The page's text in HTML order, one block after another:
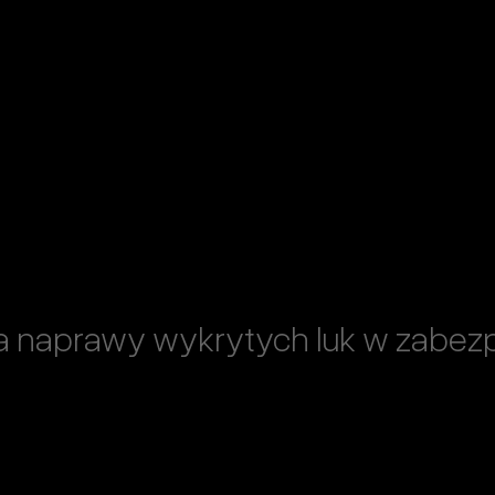
naprawy wykrytych luk w